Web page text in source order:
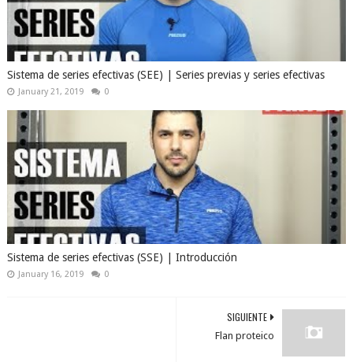
Sistema de series efectivas (SEE) | Series previas y series efectivas
January 21, 2019 0
Sistema de series efectivas (SSE) | Introducción
January 16, 2019 0
SIGUIENTE
Flan proteico